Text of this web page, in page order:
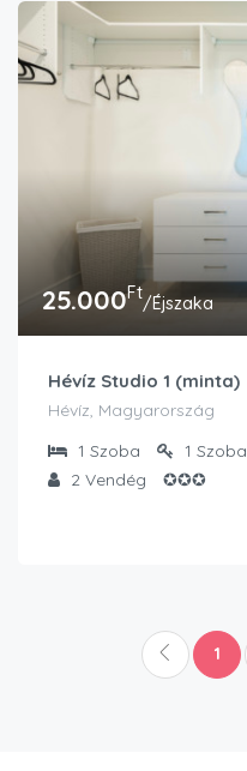
25.000Ft/Éjszaka
Hévíz Studio 1 (minta)
Hévíz, Magyarország
1 Szoba 1 Szoba
2 Vendég ✪✪✪
1